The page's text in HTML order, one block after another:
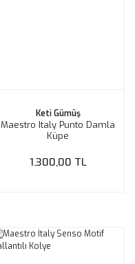
Keti Gümüş
Maestro Italy Punto Damla
Küpe
1.300,00 TL